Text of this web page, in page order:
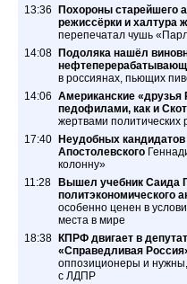
13:36
Похороны старейшего
режиссёрки и халтура
перепечатал чушь
14:08
Подоляка нашёл
в россиянах, пьющих
14:06 Американские «друзья
педофилами, как и
жертвами политических
17:40
Неудобных
Апостолевского
колонну»
11:28
Вышел учебник Саида
политэкономического
особенно ценен в
места в мире
18:38
КПРФ двигает в
«Справедливая
оппозиционеры и
с ЛДПР